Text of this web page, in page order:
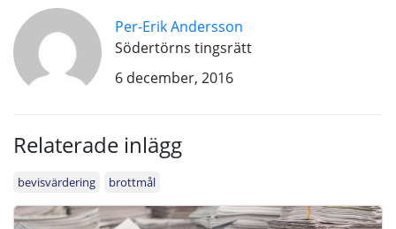
Per-Erik Andersson
Södertörns tingsrätt
6 december, 2016
Relaterade inlägg
bevisvärdering brottmål